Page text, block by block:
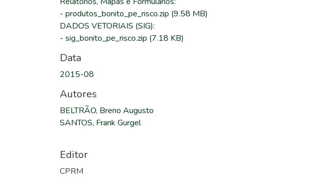
- produtos_bonito_pe_risco.zip (9.58 MB)
DADOS VETORIAIS (SIG):
- sig_bonito_pe_risco.zip (7.18 KB)
Data
2015-08
Autores
BELTRÃO, Breno Augusto
SANTOS, Frank Gurgel
Editor
CPRM